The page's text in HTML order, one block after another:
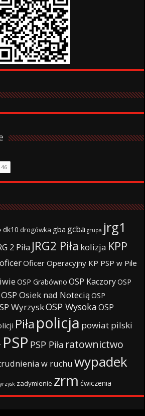
dk10 drogówka gba gcba grupa jrg1
2 Piła JRG2 Piła kolizja KPP
oficerOficer Operacyjny KP PSP w Pile
OSP Grabówno OSP KaczoryOSP
OSP Osiek nad Notecią OSP
WyrzyskOSP WysokaOSP
Piła policja powiat pilski
PSP PSP Piła ratownictwo
w ruchu wypadek
zadymienie zrm ćwiczenia